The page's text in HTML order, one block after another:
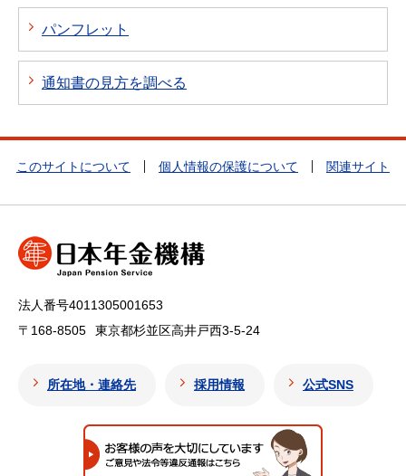
パンフレット
通知書の見方を調べる
このサイトについて 個人情報の保護について 関連サイト
法人番号4011305001653
〒168-8505
東京都杉並区高井戸西3-5-24
所在地・連絡先 採用情報 公式SNS